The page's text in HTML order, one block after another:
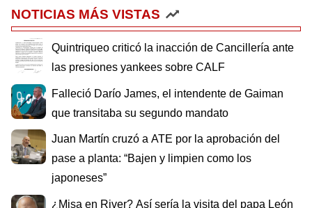
NOTICIAS MÁS VISTAS
Quintriqueo criticó la inacción de Cancillería ante
las presiones yankees sobre CALF
Falleció Darío James, el intendente de Gaiman
que transitaba su segundo mandato
Juan Martín cruzó a ATE por la aprobación del
pase a planta: “Bajen y limpien como los
japoneses”
¿Misa en River? Así sería la visita del papa León